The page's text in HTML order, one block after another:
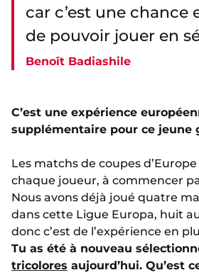
car c’est une
de pouvoir jouer en
Benoît Badiashile
C’est une expérience
supplémentaire pour ce jeune
Les matchs de coupes
chaque joueur, à commencer
Nous avons déjà joué quatre
dans cette Ligue Europa, huit
donc c’est de l’expérience en
Tu as été à nouveau
tricolores aujourd’hui. Qu’est